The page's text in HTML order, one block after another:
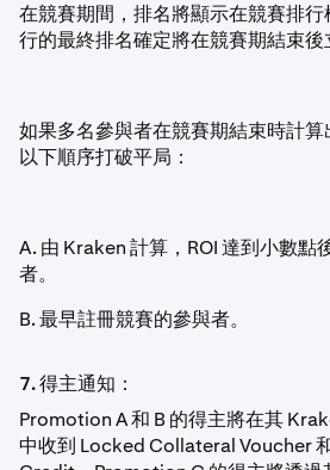
在競賽期間，排名將顯示在競賽排
行的最終排名確定將在競賽期結束後
如果多名參與者在競賽期結束時計算
以下順序打破平局：
A. 由 Kraken 計算，ROI 達到小數點
者。
B. 最早註冊競賽的參與者。
7. 得主通知：
Promotion A 和 B 的得主將在其
中收到 Locked Collateral Voucher